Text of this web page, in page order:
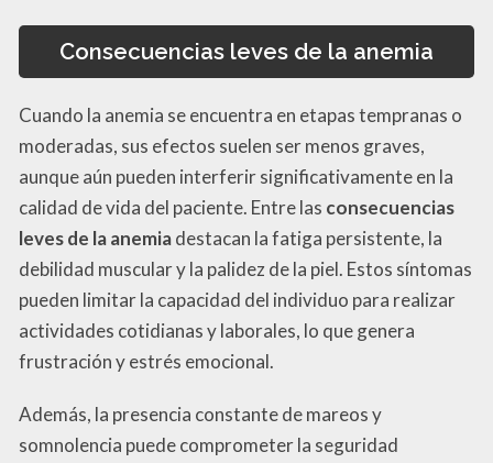
Consecuencias leves de la anemia
Cuando la anemia se encuentra en etapas tempranas o
moderadas, sus efectos suelen ser menos graves,
aunque aún pueden interferir significativamente en la
calidad de vida del paciente. Entre las consecuencias
leves de la anemiadestacan la fatiga persistente, la
debilidad muscular y la palidez de la piel. Estos síntomas
pueden limitar la capacidad del individuo para realizar
actividades cotidianas y laborales, lo que genera
frustración y estrés emocional.
Además, la presencia constante de mareos y
somnolencia puede comprometer la seguridad